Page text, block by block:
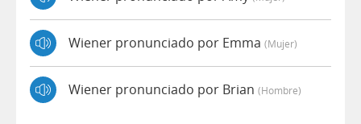
Wiener pronunciado por Emma (mujer)
Wiener pronunciado por Brian (hombre)